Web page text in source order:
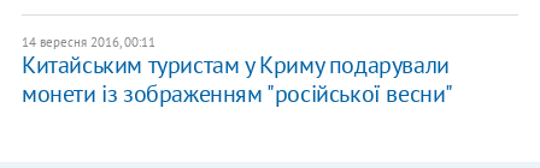
14 вересня 2016, 00:11
Китайським туристам у Криму подарували
монети із зображенням "російської весни"